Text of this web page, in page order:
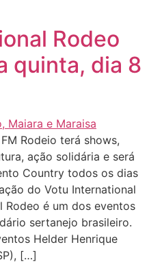
Rodeo
quinta, dia 8
Rodeio terá shows,
ação solidária e será
Country todos os dias
do Votu International
Rodeo é um dos eventos
sertanejo brasileiro.
Helder Henrique
[…]